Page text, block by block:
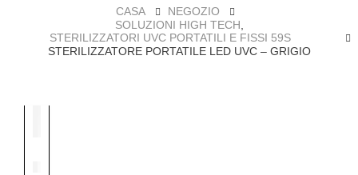
CASA
NEGOZIO
SOLUZIONI HIGH TECH
STERILIZZATORI UVC PORTATILI E FISSI 59S
STERILIZZATORE PORTATILE LED UVC – GRIGIO